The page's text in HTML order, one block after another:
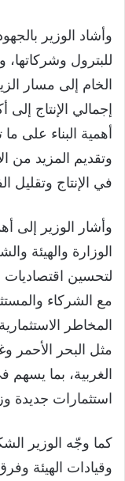
وأشاد الوزير
للبترول
الخام إلى مسار
أهمية البناء على
وتقديم المزيد من
في الإنتاج وتقليل
وأشار الوزير إلى
الوزارة والهيئة
لتحسين اقتصاديات
مع الشركاء
المخاطر
مثل البحر
الغربية، بما
استثمارات جديدة
كما وجّه الوزير
وقيادات الهيئة